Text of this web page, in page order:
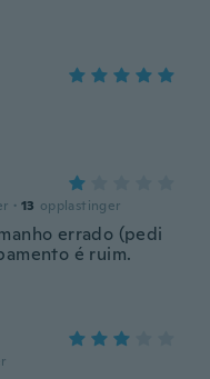
· 13 opplastinger
errado (pedi
é ruim.